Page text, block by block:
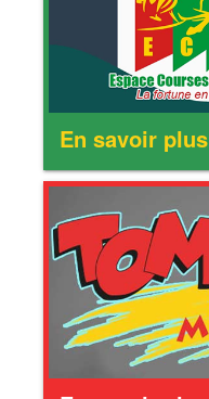
En savoir plus